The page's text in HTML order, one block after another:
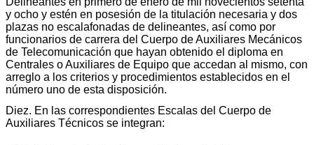
y ocho y estén en posesión de la titulación necesaria y dos
plazas no escalafonadas de delineantes, así como por
funcionarios de carrera del Cuerpo de Auxiliares Mecánicos
de Telecomunicación que hayan obtenido el diploma en
Centrales o Auxiliares de Equipo que accedan al mismo, con
arreglo a los criterios y procedimientos establecidos en el
número uno de esta disposición.
Diez. En las correspondientes Escalas del Cuerpo de
Auxiliares Técnicos se integran: